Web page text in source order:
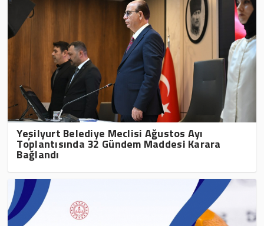
Yeşilyurt Belediye Meclisi Ağustos Ayı
Toplantısında 32 Gündem Maddesi Karara
Bağlandı